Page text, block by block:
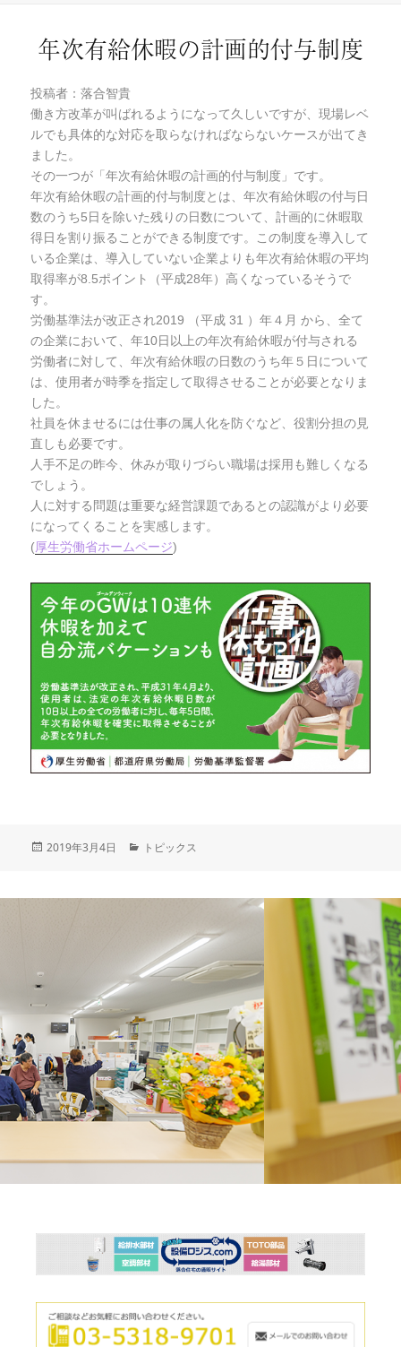
ー
年次有給休暇の計画的付与制度
投稿者：落合智貴
働き方改革が叫ばれるようになって久しいですが、現場レベ
ルでも具体的な対応を取らなければならないケースが出てき
ました。
その一つが「年次有給休暇の計画的付与制度」です。
年次有給休暇の計画的付与制度とは、年次有給休暇の付与日
数のうち5日を除いた残りの日数について、計画的に休暇取
得日を割り振ることができる制度です。この制度を導入して
いる企業は、導入していない企業よりも年次有給休暇の平均
取得率が8.5ポイント（平成28年）高くなっているそうで
す。
労働基準法が改正され2019 （平成 31 ）年４月 から、全て
の企業において、年10日以上の年次有給休暇が付与される
労働者に対して、年次有給休暇の日数のうち年５日について
は、使用者が時季を指定して取得させることが必要となりま
した。
社員を休ませるには仕事の属人化を防ぐなど、役割分担の見
直しも必要です。
人手不足の昨今、休みが取りづらい職場は採用も難しくなる
でしょう。
人に対する問題は重要な経営課題であるとの認識がより必要
になってくることを実感します。
(厚生労働省ホームページ)
投
2019年3月4日
カ
リ
トピックス